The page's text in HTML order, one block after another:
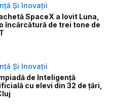
Și Inovații
SpaceX a lovit Luna,
încărcătură de trei tone de
Și Inovații
de Inteligență
cu elevi din 32 de țări,